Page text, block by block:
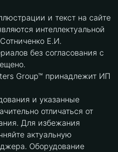
и текст на сайте
интеллектуальной
Е.И.
без согласования с
Group™ принадлежит ИП
и указанные
отличаться от
Для избежания
актуальную
Оборудование